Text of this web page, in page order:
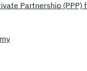
Partnership (PPP)